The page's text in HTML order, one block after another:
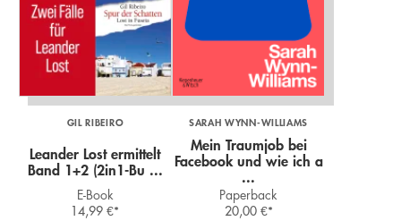
GIL RIBEIRO
Leander Lost ermittelt
Band 1+2 (2in1-Bu ...
E-Book
14,99€*
SARAH WYNN-WILLIAMS
Mein Traumjob bei
Facebook und wie ich a
...
Paperback
20,00 €*